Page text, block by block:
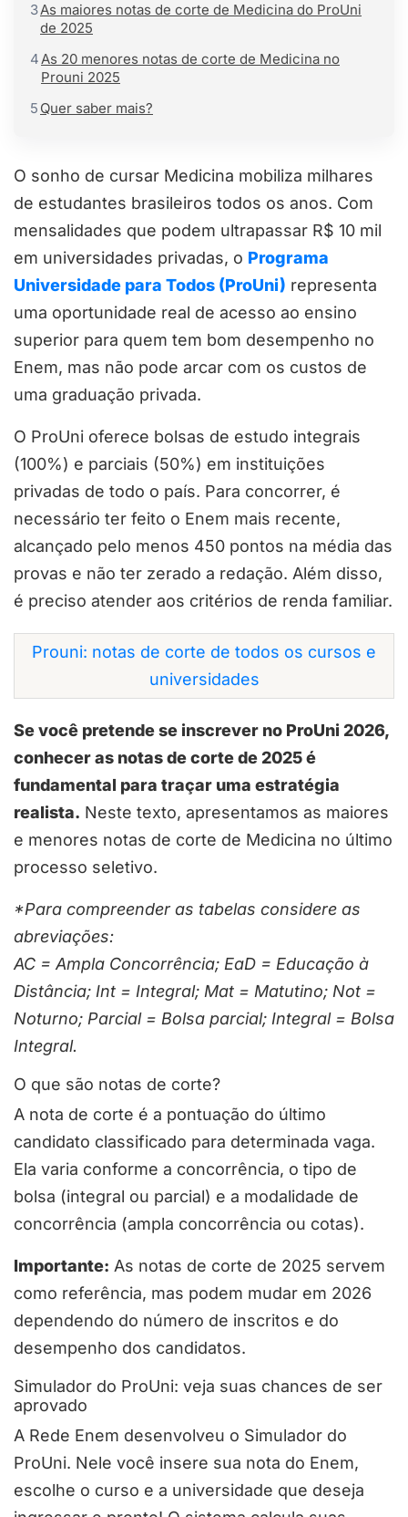
3As maiores notas de corte de Medicina do ProUni
de 2025
4As 20 menores notas de corte de Medicina no
Prouni 2025
5 Quer saber mais?
O sonho de cursar Medicina mobiliza milhares
de estudantes brasileiros todos os anos. Com
mensalidades que podem ultrapassar R$ 10 mil
em universidades privadas, o Programa
Universidade para Todos (ProUni) representa
uma oportunidade real de acesso ao ensino
superior para quem tem bom desempenho no
Enem, mas não pode arcar com os custos de
uma graduação privada.
O ProUni oferece bolsas de estudo integrais
(100%) e parciais (50%) em instituições
privadas de todo o país. Para concorrer, é
necessário ter feito o Enem mais recente,
alcançado pelo menos 450 pontos na média das
provas e não ter zerado a redação. Além disso,
é preciso atender aos critérios de renda familiar.
Prouni: notas de corte de todos os cursos e
universidades
Se você pretende se inscrever no ProUni 2026,
conhecer as notas de corte de 2025 é
fundamental para traçar uma estratégia
realista. Neste texto, apresentamos as maiores
e menores notas de corte de Medicina no último
processo seletivo.
*Para compreender as tabelas considere as
abreviações:
AC = Ampla Concorrência; EaD = Educação à
Distância; Int = Integral; Mat = Matutino; Not =
Noturno; Parcial = Bolsa parcial; Integral = Bolsa
Integral.
O que são notas de corte?
A nota de corte é a pontuação do último
candidato classificado para determinada vaga.
Ela varia conforme a concorrência, o tipo de
bolsa (integral ou parcial) e a modalidade de
concorrência (ampla concorrência ou cotas).
Importante: As notas de corte de 2025 servem
como referência, mas podem mudar em 2026
dependendo do número de inscritos e do
desempenho dos candidatos.
Simulador do ProUni: veja suas chances de ser
aprovado
A Rede Enem desenvolveu o Simulador do
ProUni. Nele você insere sua nota do Enem,
escolhe o curso e a universidade que deseja